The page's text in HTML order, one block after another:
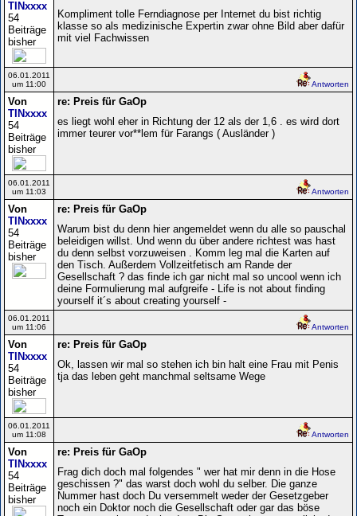
TINxxxx
54
Beiträge
bisher
Kompliment tolle Ferndiagnose per Internet du bist richtig
klasse so als medizinische Expertin zwar ohne Bild aber dafür
mit viel Fachwissen
06.01.2011
um 11:00
Antworten
Von
TINxxxx
54
Beiträge
bisher
re: Preis für GaOp
es liegt wohl eher in Richtung der 12 als der 1,6 . es wird dort
immer teurer vor**lem für Farangs ( Ausländer )
06.01.2011
um 11:03
Antworten
Von
TINxxxx
54
Beiträge
bisher
re: Preis für GaOp
Warum bist du denn hier angemeldet wenn du alle so pauschal
beleidigen willst. Und wenn du über andere richtest was hast
du denn selbst vorzuweisen . Komm leg mal die Karten auf
den Tisch. Außerdem Vollzeitfetisch am Rande der
Gesellschaft ? das finde ich gar nicht mal so uncool wenn ich
deine Formulierung mal aufgreife - Life is not about finding
yourself it´s about creating yourself -
06.01.2011
um 11:06
Antworten
Von
TINxxxx
54
Beiträge
bisher
re: Preis für GaOp
Ok, lassen wir mal so stehen ich bin halt eine Frau mit Penis
tja das leben geht manchmal seltsame Wege
06.01.2011
um 11:08
Antworten
Von
TINxxxx
54
Beiträge
bisher
re: Preis für GaOp
Frag dich doch mal folgendes " wer hat mir denn in die Hose
geschissen ?" das warst doch wohl du selber. Die ganze
Nummer hast doch Du versemmelt weder der Gesetzgeber
noch ein Doktor noch die Gesellschaft oder gar das böse